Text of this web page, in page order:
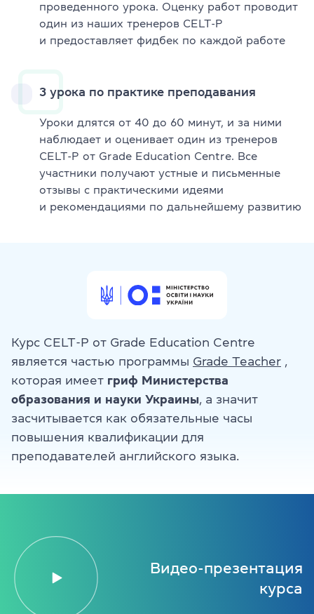
проведенного урока. Оценку работ проводит
один из наших тренеров CELT-P
и предоставляет фидбек по каждой работе
3 урока по практике преподавания
Уроки длятся от 40 до 60 минут, и за ними
наблюдает и оценивает один из тренеров
CELT-P от Grade Education Centre. Все
участники получают устные и письменные
отзывы с практическими идеями
и рекомендациями по дальнейшему развитию
Курс CELT-P от Grade Education Centre
является частью программы Grade Teacher ,
которая имеет гриф Министерства
образования и науки Украины, а значит
засчитывается как обязательные часы
повышения квалификации для
преподавателей английского языка.
Видео-презентация
курса